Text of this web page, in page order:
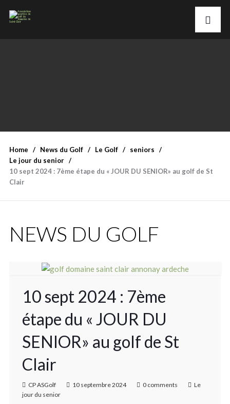
Home News du Golf Le Golf
seniors
Le jour du senior
10 sept 2024 : 7ème étape du « JOUR DU SENIOR» au golf de St
Clair
NEWS DU GOLF
10 sept 2024 : 7ème
étape du « JOUR DU
SENIOR» au golf de St
Clair
CP ASGolf 10 septembre 2024 0 comments
Le
jour du senior